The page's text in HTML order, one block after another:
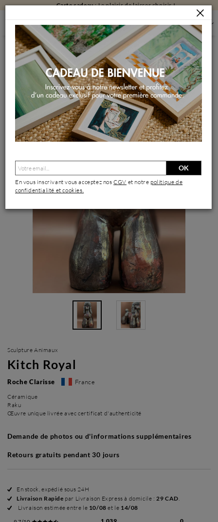
Carte cadeau: Le plaisir de laisser choisir !
SCULPTURES SCULPTURES PAR FORMAT
SCULPTURES GRAND FORMAT
KITCH ROYAL
Sculpture Kitch Royal par Roche Clarisse | Sculpture Animaux
Céramique Raku
Sculpture Animaux
Kitch Royal
Roche Clarisse France
Céramique
Raku
Œuvre unique livrée avec certificat d'authenticité
Demande de photos ou d'informations supplémentaires
Retours gratuits pendant 30 jours
En stock, expédié sous 24H
Livraison Rapide par Livraison Express à domicile :29 CAD.
Livraison estimée entre le 10/08 et le 14/08
OK
En vous inscrivant vous acceptez nosCGV et notre politique de
confidentialité et cookies.